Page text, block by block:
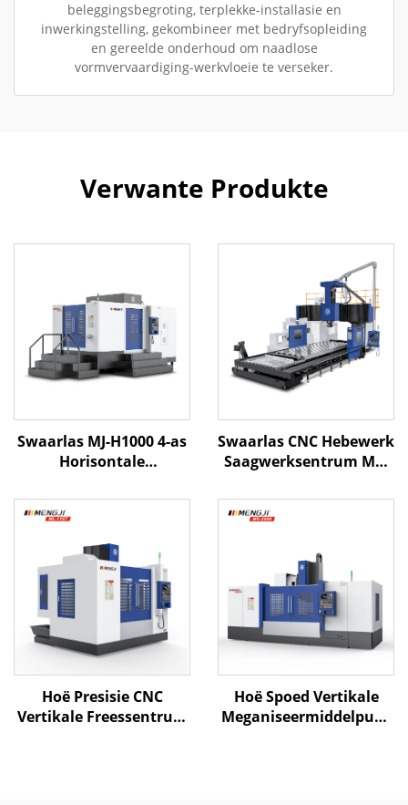
beleggingsbegroting, terplekke-installasie en
inwerkingstelling, gekombineer met bedryfsopleiding
en gereelde onderhoud om naadlose
vormvervaardiging-werkvloeie te verseker.
Verwante Produkte
Swaarlas MJ-H1000 4-as
Horisontale
Y1000 Z1000 BT-50 Twee
Lineêre Gids & Een
Verhardde Spoor
Swaarlas CNC Hebewerk
Saagwerksentrum ME-
BT-50 Vier lineêre gids
Hoë Presisie CNC
Vertikale Freessentrum
Hoë Spoed Vertikale
Meganiseermiddelpunt